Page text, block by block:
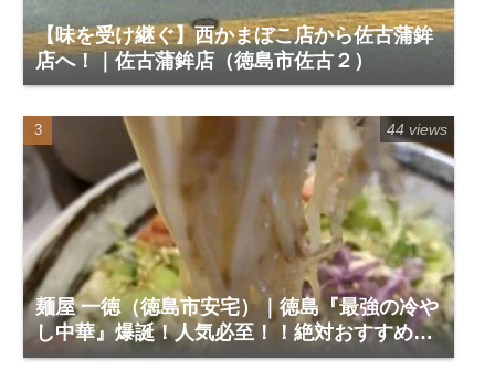
【味を受け継ぐ】西かまぼこ店から佐古蒲鉾
店へ！｜佐古蒲鉾店（徳島市佐古２）
麺屋 一徳（徳島市安宅）｜徳島『最強の冷や
し中華』爆誕！人気必至！！絶対おすすめで
す。
44 views